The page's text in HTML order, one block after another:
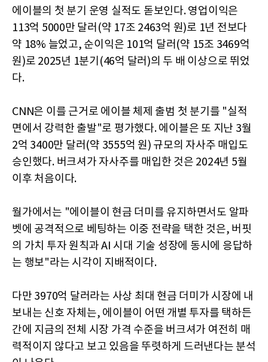
에이블의 첫 분기 운영 실적도 돋보인다. 영업이익은
113억 5000만 달러(약 17조 2463억 원)로 1년 전보다
약 18% 늘었고, 순이익은 101억 달러(약 15조 3469억
원)로 2025년 1분기(46억 달러)의 두 배 이상으로 뛰었
다.
CNN은 이를 근거로 에이블 체제 출범 첫 분기를 "실적
면에서 강력한 출발"로 평가했다. 에이블은 또 지난 3월
2억 3400만 달러(약 3555억 원) 규모의 자사주 매입도
승인했다. 버크셔가 자사주를 매입한 것은 2024년 5월
이후 처음이다.
월가에서는 "에이블이 현금 더미를 유지하면서도 알파
벳에 공격적으로 베팅하는 이중 전략을 택한 것은, 버핏
의 가치 투자 원칙과 AI 시대 기술 성장에 동시에 응답하
는 행보"라는 시각이 지배적이다.
다만 3970억 달러라는 사상 최대 현금 더미가 시장에 내
보내는 신호 자체는, 에이블이 어떤 개별 투자를 택하든
간에 지금의 전체 시장 가격 수준을 버크셔가 여전히 매
력적이지 않다고 보고 있음을 뚜렷하게 드러낸다는 분석